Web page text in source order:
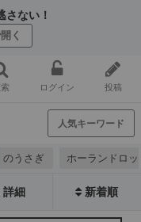
さない！
く
ログイン 投稿
人気キーワード
のうさぎ ホーランドロッ
詳細 新着順